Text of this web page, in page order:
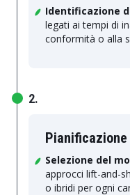
Identificazione
legati ai tempi di
conformità o alla
Selezione del
approcci lift-and-
o ibridi per ogni
2.